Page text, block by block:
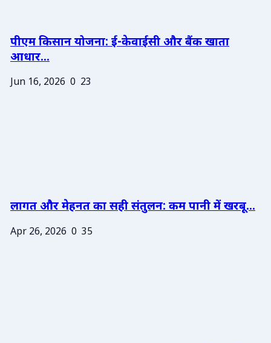
पीएम किसान योजना: ई-केवाईसी और बैंक खाता
आधार...
Jun 16, 2026 0 23
लागत और मेहनत का सही संतुलन: कम पानी में खरबू...
Apr 26, 2026 0 35